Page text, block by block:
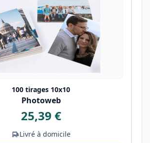
100 tirages 10x10
Photoweb
25,39 €
Livré à domicile